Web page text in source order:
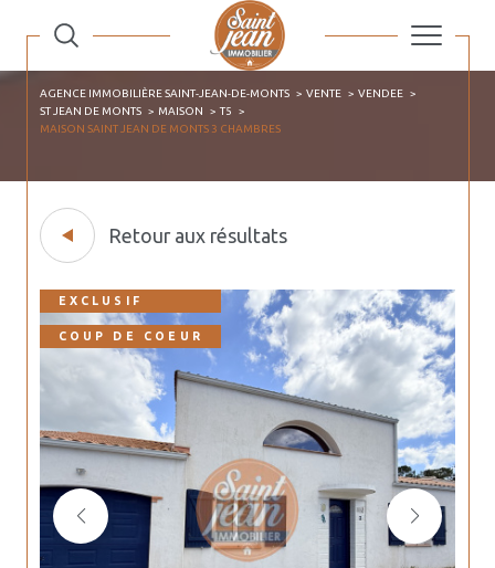
AGENCE IMMOBILIÈRE SAINT-JEAN-DE-MONTS VENTE
VENDEE
ST JEAN DE MONTS
MAISON
T5
MAISON SAINT JEAN DE MONTS 3 CHAMBRES
Retour aux résultats
EXCLUSIF
COUP DE COEUR